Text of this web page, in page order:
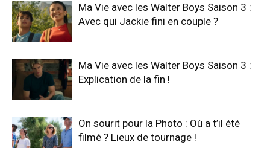
Ma Vie avec les Walter Boys Saison 3 :
Avec qui Jackie fini en couple ?
Ma Vie avec les Walter Boys Saison 3 :
Explication de la fin !
On sourit pour la Photo : Où a t’il été
filmé ? Lieux de tournage !